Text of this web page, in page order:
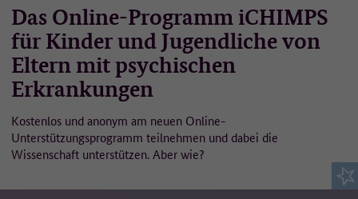
Das Online-Programm iCHIMPS
für Kinder und Jugendliche von
Eltern mit psychischen
Erkrankungen
Kostenlos und anonym am neuen Online-
Unterstützungsprogramm teilnehmen und dabei die
Wissenschaft unterstützen. Aber wie?